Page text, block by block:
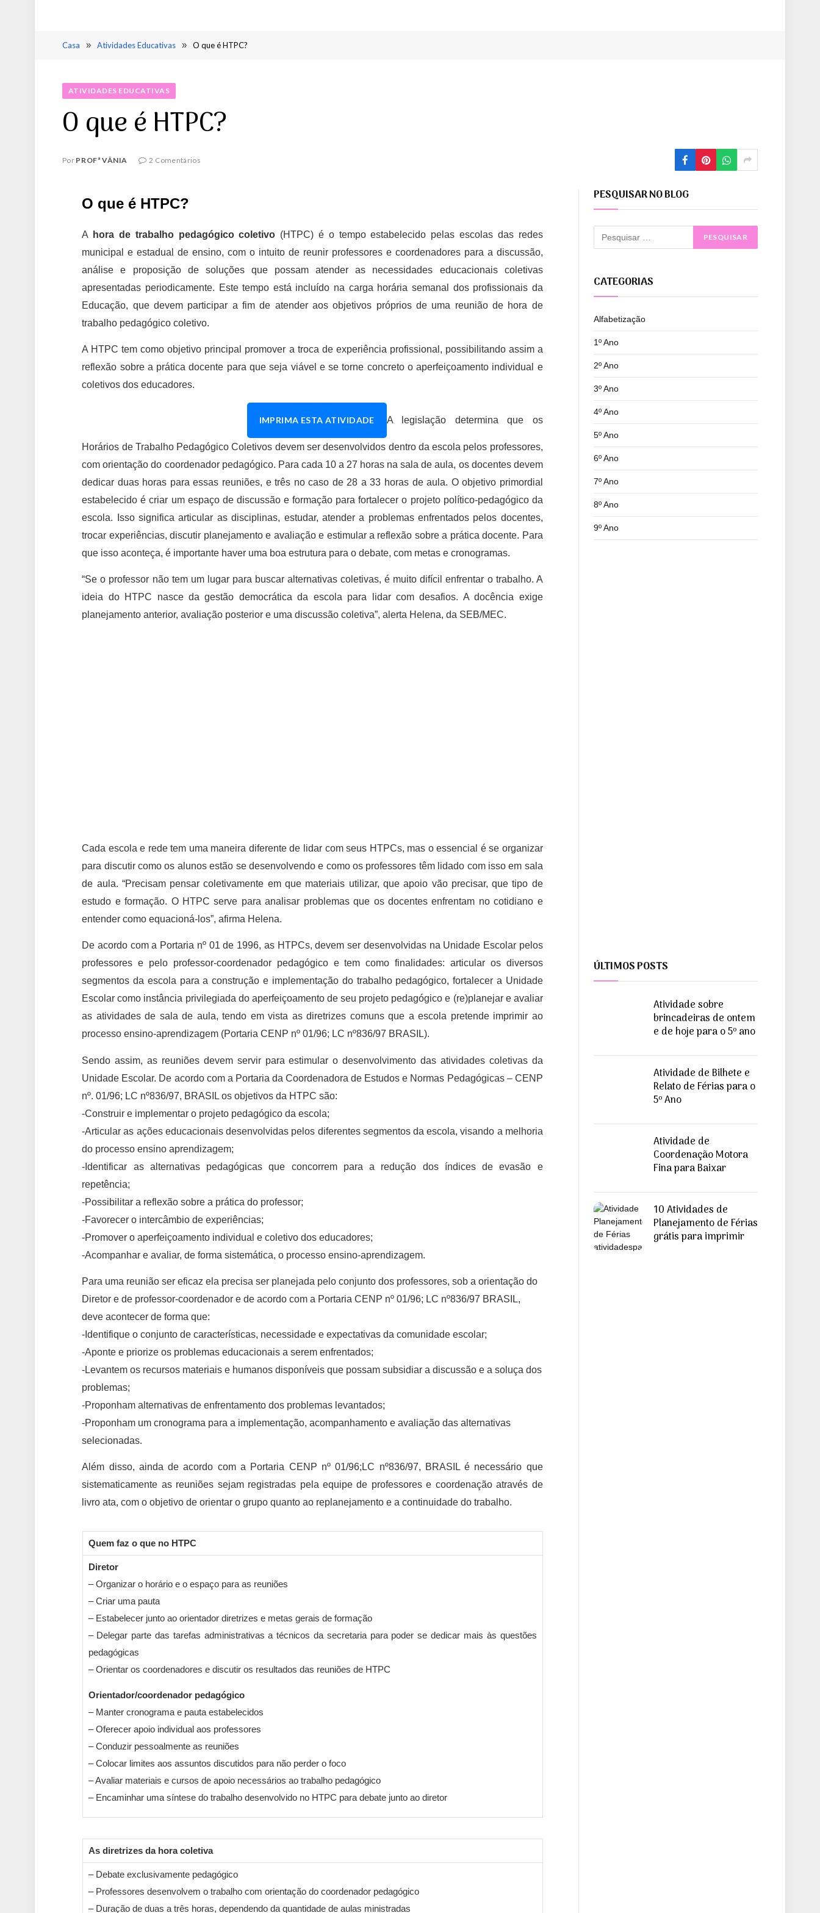
Casa » Atividades Educativas » O que é HTPC?
ATIVIDADES EDUCATIVAS
O que é HTPC?
Por PROFª VÂNIA 2 Comentários
O que é HTPC?
A hora de trabalho pedagógico coletivo (HTPC) é o tempo estabelecido pelas escolas das redes
municipal e estadual de ensino, com o intuito de reunir professores e coordenadores para a discussão,
análise e proposição de soluções que possam atender as necessidades educacionais coletivas
apresentadas periodicamente. Este tempo está incluído na carga horária semanal dos profissionais da
Educação, que devem participar a fim de atender aos objetivos próprios de uma reunião de hora de
trabalho pedagógico coletivo.
A HTPC tem como objetivo principal promover a troca de experiência profissional, possibilitando assim a
reflexão sobre a prática docente para que seja viável e se torne concreto o aperfeiçoamento individual e
coletivos dos educadores.
IMPRIMA ESTA ATIVIDADE A legislação determina que os
Horários de Trabalho Pedagógico Coletivos devem ser desenvolvidos dentro da escola pelos professores,
com orientação do coordenador pedagógico. Para cada 10 a 27 horas na sala de aula, os docentes devem
dedicar duas horas para essas reuniões, e três no caso de 28 a 33 horas de aula. O objetivo primordial
estabelecido é criar um espaço de discussão e formação para fortalecer o projeto político-pedagógico da
escola. Isso significa articular as disciplinas, estudar, atender a problemas enfrentados pelos docentes,
trocar experiências, discutir planejamento e avaliação e estimular a reflexão sobre a prática docente. Para
que isso aconteça, é importante haver uma boa estrutura para o debate, com metas e cronogramas.
“Se o professor não tem um lugar para buscar alternativas coletivas, é muito difícil enfrentar o trabalho. A
ideia do HTPC nasce da gestão democrática da escola para lidar com desafios. A docência exige
planejamento anterior, avaliação posterior e uma discussão coletiva”, alerta Helena, da SEB/MEC.
Cada escola e rede tem uma maneira diferente de lidar com seus HTPCs, mas o essencial é se organizar
para discutir como os alunos estão se desenvolvendo e como os professores têm lidado com isso em sala
de aula. “Precisam pensar coletivamente em que materiais utilizar, que apoio vão precisar, que tipo de
estudo e formação. O HTPC serve para analisar problemas que os docentes enfrentam no cotidiano e
entender como equacioná-los”, afirma Helena.
De acordo com a Portaria nº 01 de 1996, as HTPCs, devem ser desenvolvidas na Unidade Escolar pelos
professores e pelo professor-coordenador pedagógico e tem como finalidades: articular os diversos
segmentos da escola para a construção e implementação do trabalho pedagógico, fortalecer a Unidade
Escolar como instância privilegiada do aperfeiçoamento de seu projeto pedagógico e (re)planejar e avaliar
as atividades de sala de aula, tendo em vista as diretrizes comuns que a escola pretende imprimir ao
processo ensino-aprendizagem (Portaria CENP nº 01/96; LC nº836/97 BRASIL).
Sendo assim, as reuniões devem servir para estimular o desenvolvimento das atividades coletivas da
Unidade Escolar. De acordo com a Portaria da Coordenadora de Estudos e Normas Pedagógicas – CENP
nº. 01/96; LC nº836/97, BRASIL os objetivos da HTPC são:
-Construir e implementar o projeto pedagógico da escola;
-Articular as ações educacionais desenvolvidas pelos diferentes segmentos da escola, visando a melhoria
do processo ensino aprendizagem;
-Identificar as alternativas pedagógicas que concorrem para a redução dos índices de evasão e
repetência;
-Possibilitar a reflexão sobre a prática do professor;
-Favorecer o intercâmbio de experiências;
-Promover o aperfeiçoamento individual e coletivo dos educadores;
-Acompanhar e avaliar, de forma sistemática, o processo ensino-aprendizagem.
Para uma reunião ser eficaz ela precisa ser planejada pelo conjunto dos professores, sob a orientação do
Diretor e de professor-coordenador e de acordo com a Portaria CENP nº 01/96; LC nº836/97 BRASIL,
deve acontecer de forma que:
-Identifique o conjunto de características, necessidade e expectativas da comunidade escolar;
-Aponte e priorize os problemas educacionais a serem enfrentados;
-Levantem os recursos materiais e humanos disponíveis que possam subsidiar a discussão e a soluça dos
problemas;
-Proponham alternativas de enfrentamento dos problemas levantados;
-Proponham um cronograma para a implementação, acompanhamento e avaliação das alternativas
selecionadas.
Além disso, ainda de acordo com a Portaria CENP nº 01/96;LC nº836/97, BRASIL é necessário que
sistematicamente as reuniões sejam registradas pela equipe de professores e coordenação através de
livro ata, com o objetivo de orientar o grupo quanto ao replanejamento e a continuidade do trabalho.
Quem faz o que no HTPC
Diretor
– Organizar o horário e o espaço para as reuniões
– Criar uma pauta
– Estabelecer junto ao orientador diretrizes e metas gerais de formação
– Delegar parte das tarefas administrativas a técnicos da secretaria para poder se dedicar mais às questões
pedagógicas
– Orientar os coordenadores e discutir os resultados das reuniões de HTPC
Orientador/coordenador pedagógico
– Manter cronograma e pauta estabelecidos
– Oferecer apoio individual aos professores
– Conduzir pessoalmente as reuniões
– Colocar limites aos assuntos discutidos para não perder o foco
– Avaliar materiais e cursos de apoio necessários ao trabalho pedagógico
– Encaminhar uma síntese do trabalho desenvolvido no HTPC para debate junto ao diretor
As diretrizes da hora coletiva
– Debate exclusivamente pedagógico
– Professores desenvolvem o trabalho com orientação do coordenador pedagógico
– Duração de duas a três horas, dependendo da quantidade de aulas ministradas
PESQUISAR NO BLOG
CATEGORIAS
Alfabetização
1º Ano
2º Ano
3º Ano
4º Ano
5º Ano
6º Ano
7º Ano
8º Ano
9º Ano
ÚLTIMOS POSTS
Atividade sobre
brincadeiras de ontem
e de hoje para o 5º ano
Atividade de Bilhete e
Relato de Férias para o
5º Ano
Atividade de
Coordenação Motora
Fina para Baixar
10 Atividades de
Planejamento de Férias
grátis para imprimir